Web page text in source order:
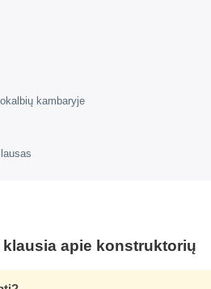
kambaryje
apie konstruktorių